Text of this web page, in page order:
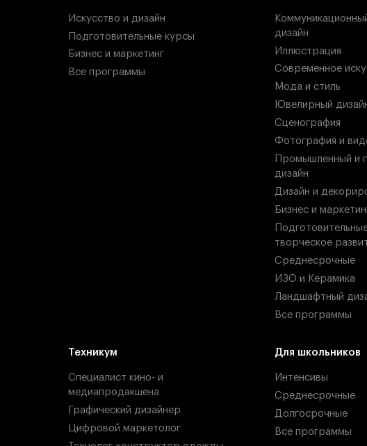
Искусство и дизайн
Подготовительные курсы
Бизнес и маркетинг
Все программы
дизайн
Иллюстрация
Современное
Мода и стиль
Ювелирный
Сценография
Фотография и
Промышленный и
дизайн
Дизайн и
Бизнес и
творческое
Среднесрочные
ИЗО и Керамика
Ландшафтный
Все программы
Техникум
Специалист кино- и
медиапродакшена
Графический дизайнер
Цифровой маркетолог
Для школьников
Интенсивы
Среднесрочные
Долгосрочные
Все программы